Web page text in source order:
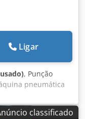
Ligar
, Punção
pneumática
-acionamento:
classificado